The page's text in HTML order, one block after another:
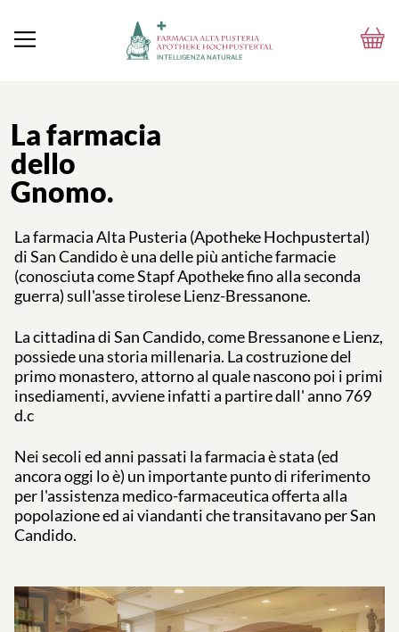
La farmacia
dello
Gnomo.
La farmacia Alta Pusteria (Apotheke Hochpustertal)
di San Candido è una delle più antiche farmacie
(conosciuta come Stapf Apotheke fino alla seconda
guerra) sull'asse tirolese Lienz-Bressanone.
La cittadina di San Candido, come Bressanone e Lienz,
possiede una storia millenaria. La costruzione del
primo monastero, attorno al quale nascono poi i primi
insediamenti, avviene infatti a partire dall' anno 769
d.c
Nei secoli ed anni passati la farmacia è stata (ed
ancora oggi lo è) un importante punto di riferimento
per l'assistenza medico-farmaceutica offerta alla
popolazione ed ai viandanti che transitavano per San
Candido.